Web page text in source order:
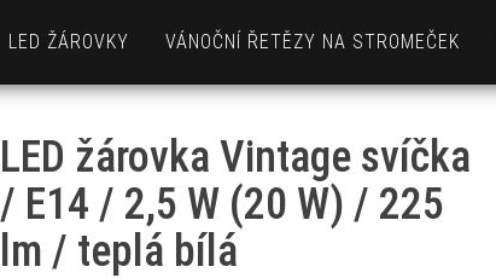
LED ŽÁROVKY VÁNOČNÍ ŘETĚZY NA STROMEČEK
LED žárovka Vintage svíčka
/ E14 / 2,5 W (20 W) / 225
lm / teplá bílá